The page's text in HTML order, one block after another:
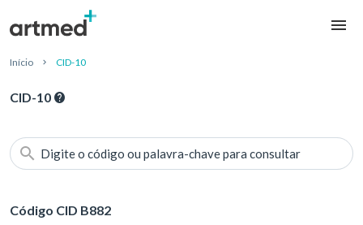
Início CID-10
CID-10
Digite o código ou palavra-chave para consultar
Código CID B882